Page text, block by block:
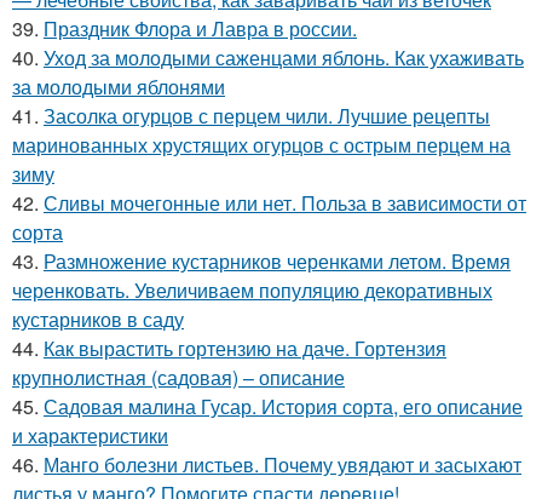
39. Праздник Флора и Лавра в россии.
40. Уход за молодыми саженцами яблонь. Как ухаживать
за молодыми яблонями
41. Засолка огурцов с перцем чили. Лучшие рецепты
маринованных хрустящих огурцов с острым перцем на
зиму
42. Сливы мочегонные или нет. Польза в зависимости от
сорта
43. Размножение кустарников черенками летом. Время
черенковать. Увеличиваем популяцию декоративных
кустарников в саду
44. Как вырастить гортензию на даче. Гортензия
крупнолистная (садовая) – описание
45. Садовая малина Гусар. История сорта, его описание
и характеристики
46. Манго болезни листьев. Почему увядают и засыхают